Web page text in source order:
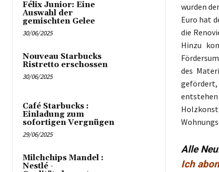
Félix Junior: Eine
Auswahl der
gemischten Gelee
30/06/2025
Nouveau Starbucks
Ristretto erschossen
30/06/2025
Café Starbucks :
Einladung zum
sofortigen Vergnügen
29/06/2025
Milchchips Mandel :
Nestlé -
wurden
Euro hat
die
Hinzu
des
Alle
Ich